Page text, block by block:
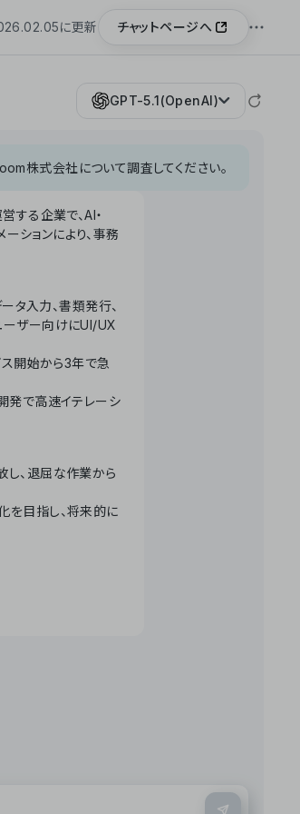
に更新 チャットページへ
GPT-5.1(OpenAI)
株式会社について調査してください。
する企業で、AI・
ションにより、事務
タ入力、書類発行、
ーザー向けにUI/UX
開始から3年で急
発で高速イテレーシ
、退屈な作業から
目指し、将来的に